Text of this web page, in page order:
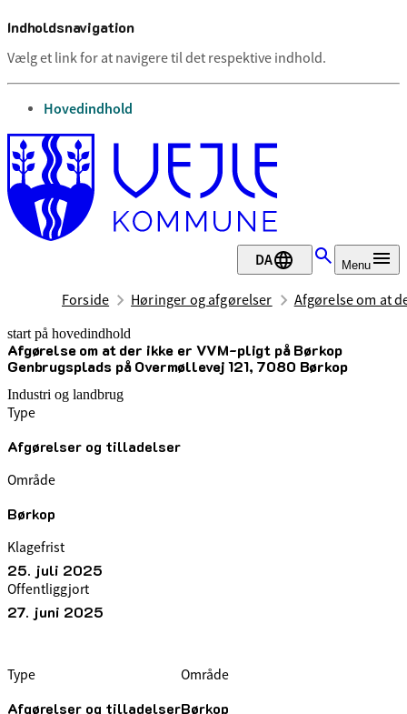
Indholdsnavigation
Vælg et link for at navigere til det respektive indhold.
gå til
Hovedindhold
DA Menu
Forside Høringer og afgørelser Afgørelse om at
start på hovedindhold
Afgørelse om at der ikke er VVM-pligt på Børkop
Genbrugsplads på Overmøllevej 121, 7080 Børkop
senest opdateret 27. juni 2025
Industri og landbrug
Type
Afgørelser og tilladelser
Område
Børkop
Klagefrist
25. juli 2025
Offentliggjort
27. juni 2025
Type
Afgørelser og tilladelser
Område
Børkop